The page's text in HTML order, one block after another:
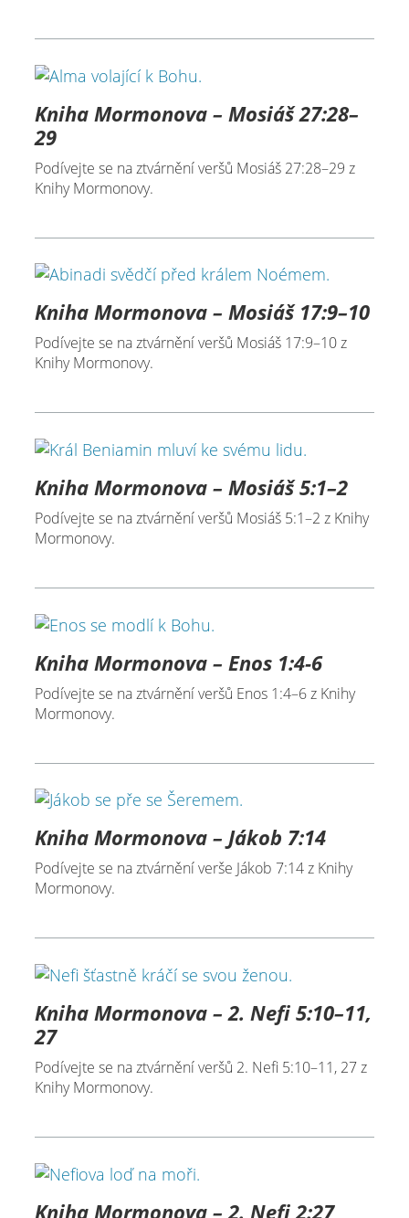
Kniha Mormonova – Mosiáš 27:28–
29
Podívejte se na ztvárnění veršů Mosiáš 27:28–29 z
Knihy Mormonovy.
Kniha Mormonova – Mosiáš 17:9–10
Podívejte se na ztvárnění veršů Mosiáš 17:9–10 z
Knihy Mormonovy.
Kniha Mormonova – Mosiáš 5:1–2
Podívejte se na ztvárnění veršů Mosiáš 5:1–2 z Knihy
Mormonovy.
Kniha Mormonova – Enos 1:4-6
Podívejte se na ztvárnění veršů Enos 1:4–6 z Knihy
Mormonovy.
Kniha Mormonova – Jákob 7:14
Podívejte se na ztvárnění verše Jákob 7:14 z Knihy
Mormonovy.
Kniha Mormonova – 2. Nefi 5:10–11,
27
Podívejte se na ztvárnění veršů 2. Nefi 5:10–11, 27 z
Knihy Mormonovy.
Kniha Mormonova – 2. Nefi 2:27